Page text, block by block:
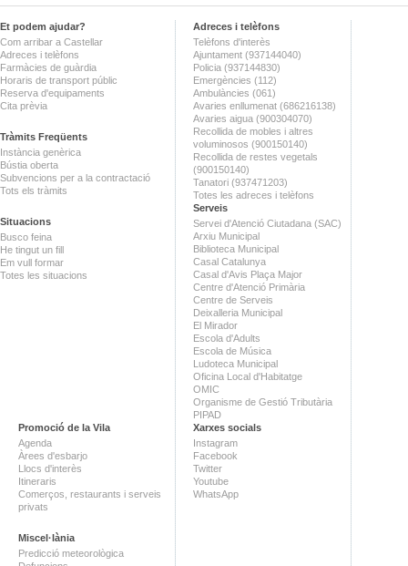
Et podem ajudar?
Com arribar a Castellar
Adreces i telèfons
Farmàcies de guàrdia
Horaris de transport públic
Reserva d'equipaments
Cita prèvia
Tràmits Freqüents
Instància genèrica
Bústia oberta
Subvencions per a la contractació
Tots els tràmits
Situacions
Busco feina
He tingut un fill
Em vull formar
Totes les situacions
Adreces i telèfons
Telèfons d'interès
Ajuntament (937144040)
Policia (937144830)
Emergències (112)
Ambulàncies (061)
Avaries enllumenat (686216138)
Avaries aigua (900304070)
Recollida de mobles i altres
voluminosos (900150140)
Recollida de restes vegetals
(900150140)
Tanatori (937471203)
Totes les adreces i telèfons
Serveis
Servei d'Atenció Ciutadana (SAC)
Arxiu Municipal
Biblioteca Municipal
Casal Catalunya
Casal d'Avis Plaça Major
Centre d'Atenció Primària
Centre de Serveis
Deixalleria Municipal
El Mirador
Escola d'Adults
Escola de Música
Ludoteca Municipal
Oficina Local d'Habitatge
OMIC
Organisme de Gestió Tributària
PIPAD
Promoció de la Vila
Agenda
Àrees d'esbarjo
Llocs d'interès
Itineraris
Comerços, restaurants i serveis
privats
Miscel·lània
Predicció meteorològica
Xarxes socials
Instagram
Facebook
Twitter
Youtube
WhatsApp